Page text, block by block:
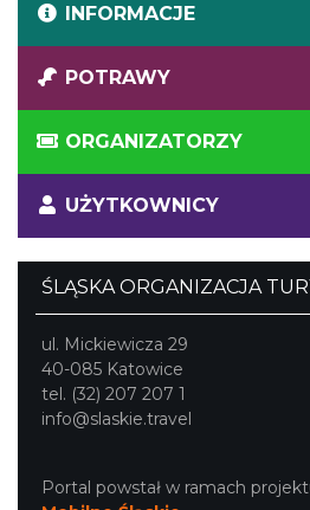
INFORMACJE
POTRAWY
ORGANIZATORZY
UŻYTKOWNICY
ŚLĄSKA ORGANIZACJA
ul. Mickiewicza 29
40-085 Katowice
tel. (32) 207 207 1
info@slaskie.travel
Portal powstał w ramach